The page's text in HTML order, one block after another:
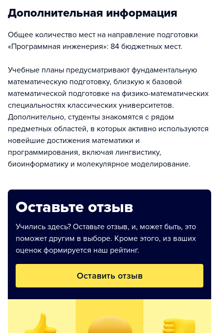
Дополнительная информация
Общее количество мест на направление подготовки
«Программная инженерия»: 84 бюджетных мест.
Учебные планы предусматривают фундаментальную
математическую подготовку, близкую к базовой
математической подготовке на физико-математических
специальностях классических университетов.
Дополнительно, студенты знакомятся с рядом
предметных областей, в которых активно используются
новейшие достижения математики и
программирования, включая лингвистику,
биоинформатику и молекулярное моделирование.
Оставьте отзыв
Учились здесь? Оставьте отзыв, и, может быть, это
поможет другим в выборе. Кроме этого, из ваших
оценок формируется наш рейтинг.
Оставить отзыв